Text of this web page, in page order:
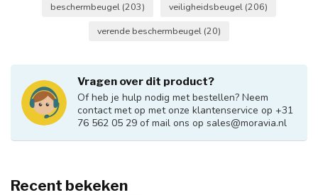
beschermbeugel (203) veiligheidsbeugel (206)
verende beschermbeugel (20)
Vragen over dit product?
Of heb je hulp nodig met bestellen? Neem
contact met op met onze klantenservice op +31
76 562 05 29 of mail ons op sales@moravia.nl
Recent bekeken